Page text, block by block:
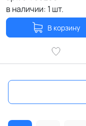
в наличии: 1 шт.
В корзину